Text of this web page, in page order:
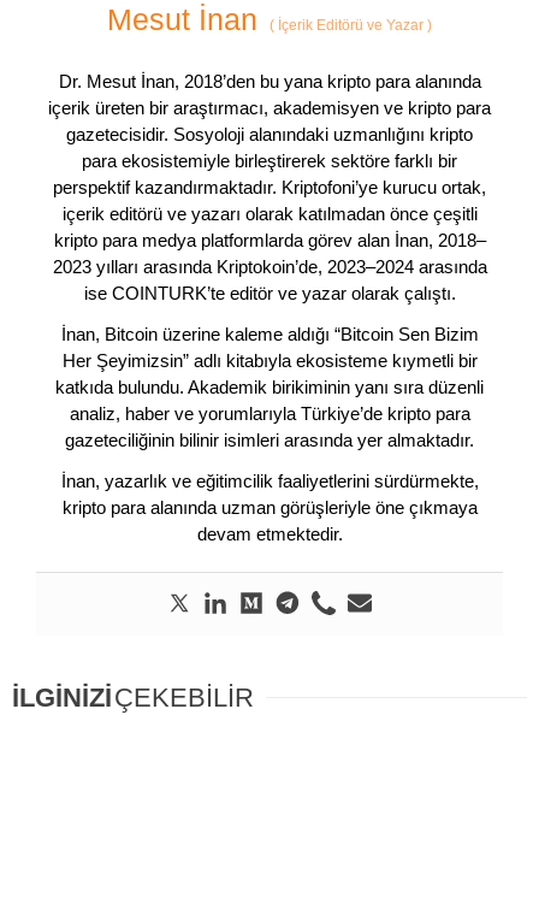
Mesut İnan ( İçerik Editörü ve Yazar )
Dr. Mesut İnan, 2018’den bu yana kripto para alanında
içerik üreten bir araştırmacı, akademisyen ve kripto para
gazetecisidir. Sosyoloji alanındaki uzmanlığını kripto
para ekosistemiyle birleştirerek sektöre farklı bir
perspektif kazandırmaktadır. Kriptofoni’ye kurucu ortak,
içerik editörü ve yazarı olarak katılmadan önce çeşitli
kripto para medya platformlarda görev alan İnan, 2018–
2023 yılları arasında Kriptokoin’de, 2023–2024 arasında
ise COINTURK’te editör ve yazar olarak çalıştı.
İnan, Bitcoin üzerine kaleme aldığı “Bitcoin Sen Bizim
Her Şeyimizsin” adlı kitabıyla ekosisteme kıymetli bir
katkıda bulundu. Akademik birikiminin yanı sıra düzenli
analiz, haber ve yorumlarıyla Türkiye’de kripto para
gazeteciliğinin bilinir isimleri arasında yer almaktadır.
İnan, yazarlık ve eğitimcilik faaliyetlerini sürdürmekte,
kripto para alanında uzman görüşleriyle öne çıkmaya
devam etmektedir.
İLGİNİZİÇEKEBİLİR